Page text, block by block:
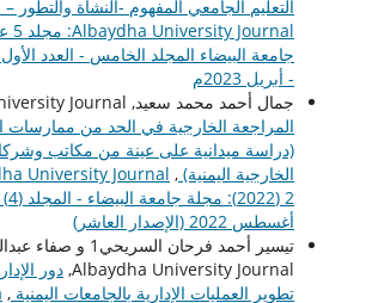
التعليم الجامعي المفهوم -النشأة والتطور
جامعة البيضاء المجلد الخامس - العدد
- أبريل 2023م
جمال أحمد محمد سعيد, Albaydha University Journal,
المراجعة الخارجية في الحد من ممارسات
(دراسة ميدانية على عينة من مكاتب
الخارجية اليمنية) ,
أغسطس 2022 (الإصدار العاشر)
تيسير أحمد فرحان
Albaydha University Journal, دور
تطوير العمليات الإدارية بالجامعات اليمنية ,